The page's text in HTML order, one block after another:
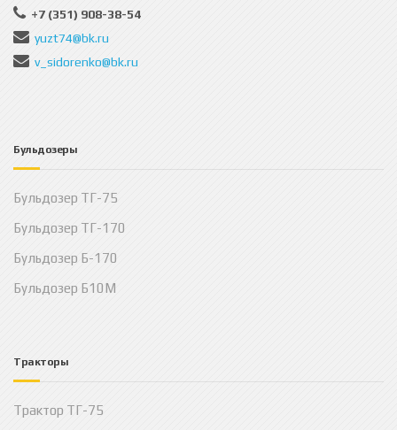
+7 (351) 908-38-54
yuzt74@bk.ru
v_sidorenko@bk.ru
Бульдозеры
Бульдозер ТГ-75
Бульдозер ТГ-170
Бульдозер Б-170
Бульдозер Б10М
Тракторы
Трактор ТГ-75